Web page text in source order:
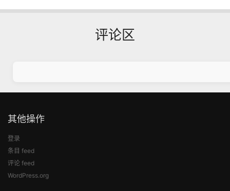
评论区
其他操作
登录
条目 feed
评论 feed
WordPress.org